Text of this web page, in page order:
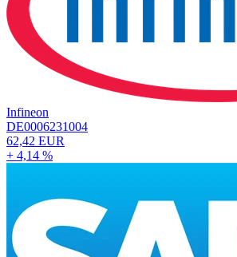
Infineon
DE0006231004
62,42 EUR
+ 4,14 %